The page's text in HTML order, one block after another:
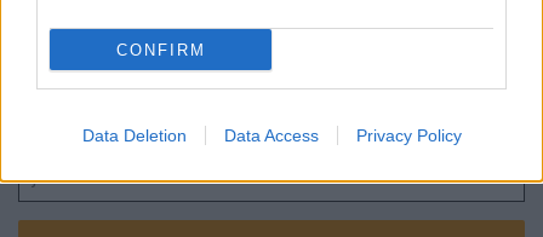
CONFIRM
Data Deletion Data Access Privacy Policy
Szólj hozzá!
A hozzászóláshoz be kell lépned!